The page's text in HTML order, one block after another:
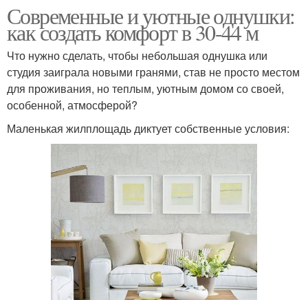
Современные и уютные однушки:
как создать комфорт в 30-44 м
Что нужно сделать, чтобы небольшая однушка или
студия заиграла новыми гранями, став не просто местом
для проживания, но теплым, уютным домом со своей,
особенной, атмосферой?
Маленькая жилплощадь диктует собственные условия: